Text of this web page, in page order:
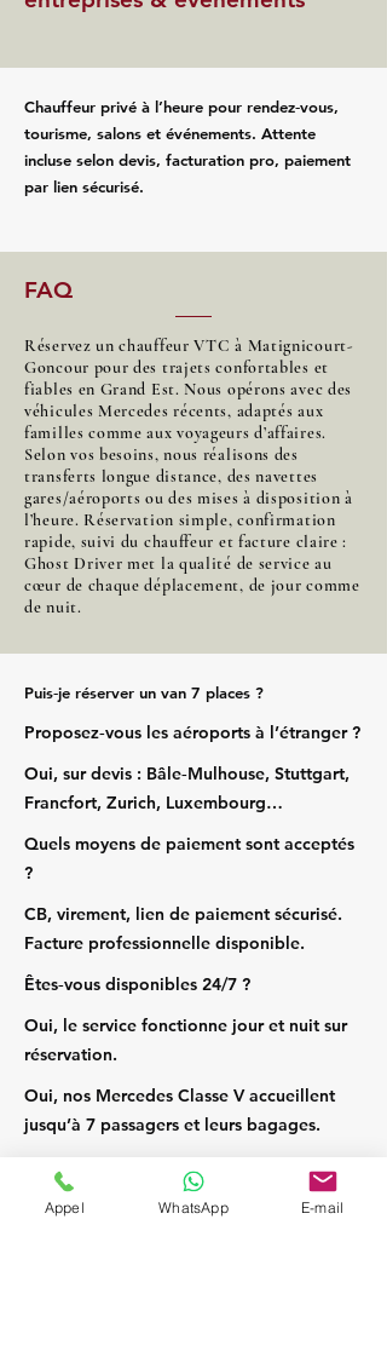
Chauffeur privé à l’heure pour rendez‑vous,
tourisme, salons et événements. Attente
incluse selon devis, facturation pro, paiement
par lien sécurisé.
FAQ
Réservez un chauffeur VTC à Matignicourt-
Goncour pour des trajets confortables et
fiables en Grand Est. Nous opérons avec des
véhicules Mercedes récents, adaptés aux
familles comme aux voyageurs d’affaires.
Selon vos besoins, nous réalisons des
transferts longue distance, des navettes
gares/aéroports ou des mises à disposition à
l’heure. Réservation simple, confirmation
rapide, suivi du chauffeur et facture claire :
Ghost Driver met la qualité de service au
cœur de chaque déplacement, de jour comme
de nuit.
Puis‑je réserver un van 7 places ?
Proposez‑vous les aéroports à l’étranger ?
Oui, sur devis : Bâle‑Mulhouse, Stuttgart,
Francfort, Zurich, Luxembourg…
Quels moyens de paiement sont acceptés
?
CB, virement, lien de paiement sécurisé.
Facture professionnelle disponible.
Êtes‑vous disponibles 24/7 ?
Oui, le service fonctionne jour et nuit sur
réservation.
Oui, nos Mercedes Classe V accueillent
jusqu’à 7 passagers et leurs bagages.
Appel WhatsApp E-mail